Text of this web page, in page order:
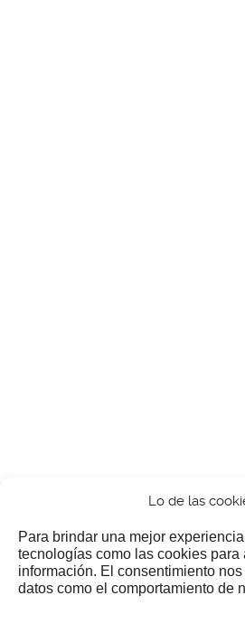
Lo de las
Para brindar una mejor
tecnologías como las cookies para
información. El consentimiento
datos como el comportamiento de
¿Nos invitas a un cafecillo?